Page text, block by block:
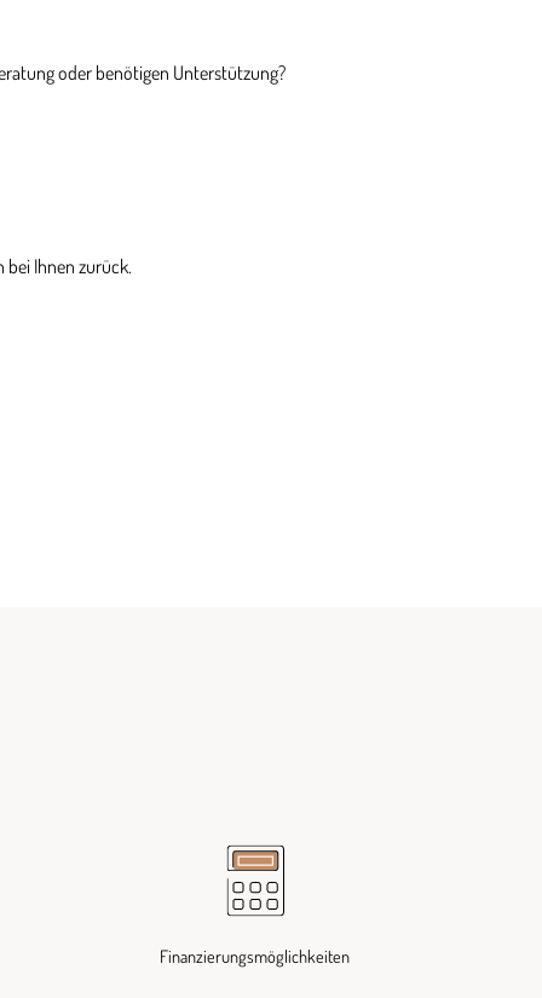
oder benötigen Unterstützung?
Ihnen zurück.
Finanzierungsmöglichkeiten